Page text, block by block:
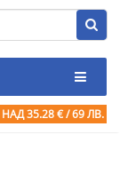
НАД 35.28 € / 69 ЛВ.